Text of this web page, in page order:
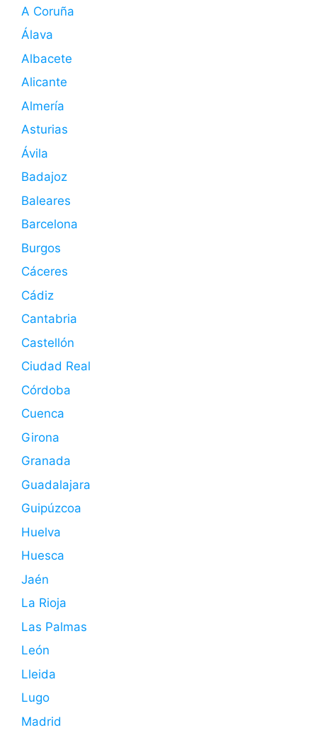
A Coruña
Álava
Albacete
Alicante
Almería
Asturias
Ávila
Badajoz
Baleares
Barcelona
Burgos
Cáceres
Cádiz
Cantabria
Castellón
Ciudad Real
Córdoba
Cuenca
Girona
Granada
Guadalajara
Guipúzcoa
Huelva
Huesca
Jaén
La Rioja
Las Palmas
León
Lleida
Lugo
Madrid